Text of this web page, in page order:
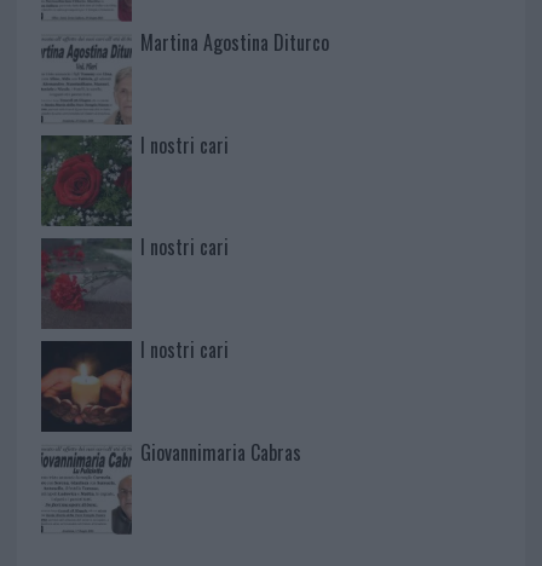
Martina Agostina Diturco
I nostri cari
I nostri cari
I nostri cari
Giovannimaria Cabras